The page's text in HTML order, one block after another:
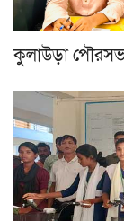
কুলাউড়া